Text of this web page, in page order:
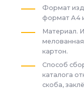
Формат
формат А4
Материал.
картон.
Способ
каталога
скоба,